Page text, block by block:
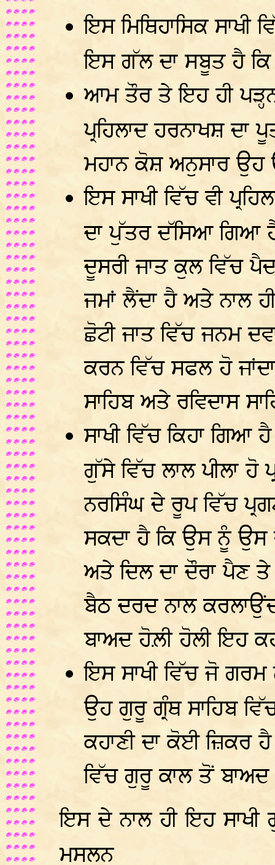
ਇਸ ਮਿਥਿਹਾਸਿਕ
ਇਸ ਗੱਲ ਦਾ ਸਬੂਤ ਹੈ ਕਿ
ਆਮ ਤੌਰ ਤੇ ਇਹ ਹੀ
ਪ੍ਰਹਿਲਾਦ ਹਰਨਾਖਸ਼ ਦਾ
ਮਹਾਨ ਕੋਸ਼ ਅਨੁਸਾਰ ਉਹ
ਇਸ ਸਾਖੀ ਵਿੱਚ ਵੀ
ਦਾ ਪੁੱਤਰ ਦੱਸਿਆ ਗਿਆ
ਦੂਸਰੀ ਜਾਤ ਕੁਲ ਵਿੱਚ
ਜਮਾਂ ਲੈਂਦਾ ਹੈ ਅਤੇ ਨਾਲ
ਛੋਟੀ ਜਾਤ ਵਿੱਚ ਜਨਮ
ਕਰਨ ਵਿੱਚ ਸਫਲ ਹੋ
ਸਾਹਿਬ ਅਤੇ ਰਵਿਦਾਸ
ਸਾਖੀ ਵਿੱਚ ਕਿਹਾ
ਗੁੱਸੇ ਵਿੱਚ ਲਾਲ ਪੀਲਾ ਹੋ
ਨਰਸਿੰਘ ਦੇ ਰੂਪ ਵਿੱਚ
ਸਕਦਾ ਹੈ ਕਿ ਉਸ ਨੂੰ
ਅਤੇ ਦਿਲ ਦਾ ਦੌਰਾ ਪੈਣ
ਬੈਠ ਦਰਦ ਨਾਲ
ਬਾਅਦ ਹੋਲ਼ੀ ਹੋਲੀ ਇਹ
ਇਸ ਸਾਖੀ ਵਿੱਚ ਜੋ ਗਰਮ
ਉਹ ਗੁਰੂ ਗ੍ਰੰਥ ਸਾਹਿਬ
ਕਹਾਣੀ ਦਾ ਕੋਈ ਜ਼ਿਕਰ
ਵਿੱਚ ਗੁਰੂ ਕਾਲ ਤੋਂ
ਇਸ ਦੇ ਨਾਲ ਹੀ ਇਹ ਸਾਖੀ
ਮਸਲਨ